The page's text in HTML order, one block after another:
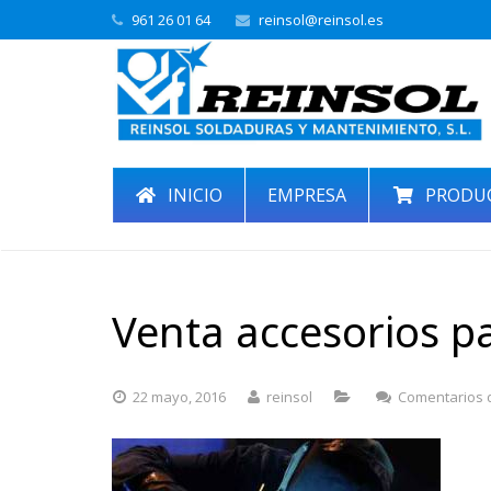
961 26 01 64 reinsol@reinsol.es
INICIO EMPRESA
Venta accesorios
22 mayo, 2016 reinsol Comentarios